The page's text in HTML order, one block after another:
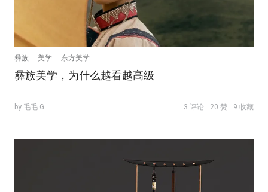
彝族 美学 东方美学
彝族美学，为什么越看越高级
by 毛毛.G 3 评论 20 赞 9 收藏